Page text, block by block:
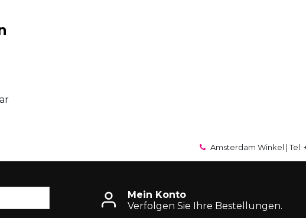
Amsterdam Winkel | Tel:
Mein Konto
Verfolgen Sie Ihre Bestellungen.